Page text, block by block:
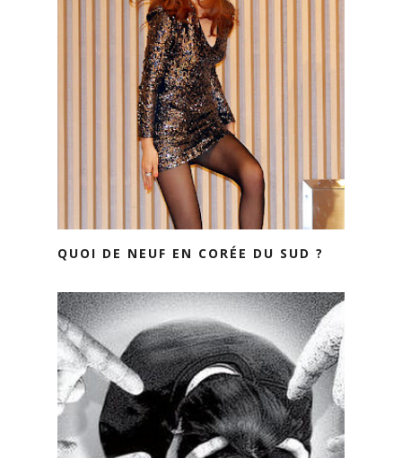
QUOI DE NEUF EN CORÉE DU SUD ?